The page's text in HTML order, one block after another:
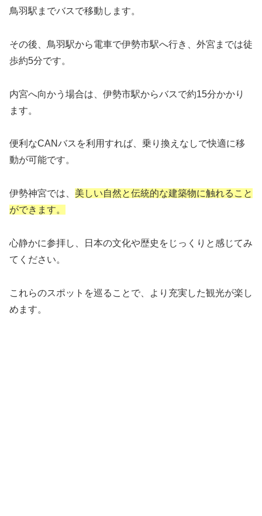
鳥羽駅までバスで移動します。
その後、鳥羽駅から電車で伊勢市駅へ行き、外宮までは徒
歩約5分です。
内宮へ向かう場合は、伊勢市駅からバスで約15分かかり
ます。
便利なCANバスを利用すれば、乗り換えなしで快適に移
動が可能です。
伊勢神宮では、 美しい自然と伝統的な建築物に触れること
ができます。
心静かに参拝し、日本の文化や歴史をじっくりと感じてみ
てください。
これらのスポットを巡ることで、より充実した観光が楽し
めます。